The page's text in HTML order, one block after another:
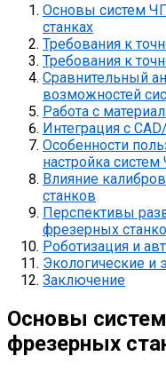
Основы систем
станках
Требования к
Требования к
Сравнительный
возможностей
Работа с
Интеграция с
Особенности
настройка
Влияние
станков
Перспективы
фрезерных
Роботизация и
Экологические и
Заключение
Основы
фрезерных